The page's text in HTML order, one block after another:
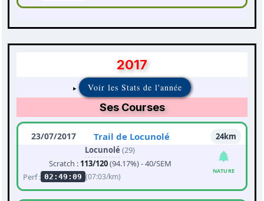
2017
Voir les Stats de l'année
Ses Courses
23/07/2017 Trail de Locunolé
24km
Locunolé (29)
Scratch : 113/120(94.17%) - 40/SEM
Perf : 02:49:09 (07:03/km)
NATURE